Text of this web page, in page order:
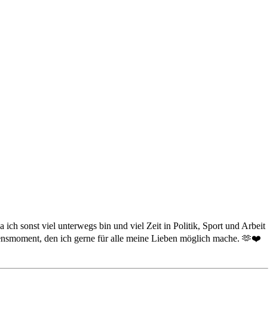
ich sonst viel unterwegs bin und viel Zeit in Politik, Sport und Arbeit
den ich gerne für alle meine Lieben möglich mache. 🫶❤️